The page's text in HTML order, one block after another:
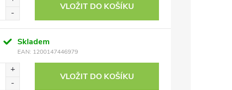
VLOŽIT DO KOŠÍKU
Skladem
EAN: 1200147446979
VLOŽIT DO KOŠÍKU